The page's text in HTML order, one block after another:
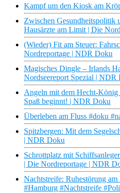
Kampf um den Kiosk am
Zwischen Gesundheitspolitik
Hausärzte am Limit | Die
(Wieder) Fit am Steuer:
Nordreportage | NDR Doku
Magisches Dingle – Irlands
Nordseereport Spezial | NDR
Angeln mit dem Hecht-König
Spaß beginnt! | NDR Doku
Überleben am Fluss #doku
Spitzbergen: Mit dem
| NDR Doku
Schrottplatz mit
| Die Nordreportage | NDR
Nachtstreife: Ruhestörung
#Hamburg #Nachtstreife